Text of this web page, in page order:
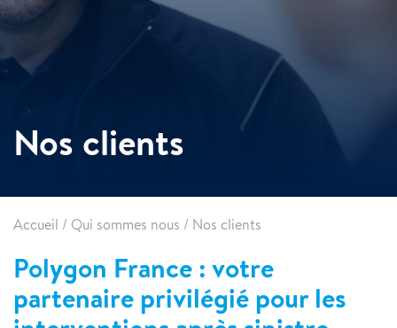
Nos clients
Accueil / Qui sommes nous / Nos clients
Polygon France : votre
partenaire privilégié pour les